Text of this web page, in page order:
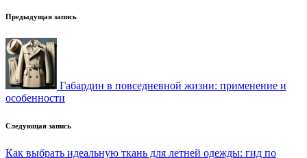
Навигация
записи
Предыдущая запись
Габардин в повседневной жизни: применение и
особенности
Следующая запись
Как выбрать идеальную ткань для летней одежды: гид по